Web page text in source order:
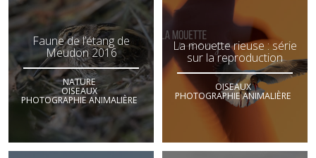
Faune de l’étang de
Meudon 2016
NATURE
OISEAUX
PHOTOGRAPHIE ANIMALIÈRE
La mouette rieuse : série
sur la reproduction
OISEAUX
PHOTOGRAPHIE ANIMALIÈRE